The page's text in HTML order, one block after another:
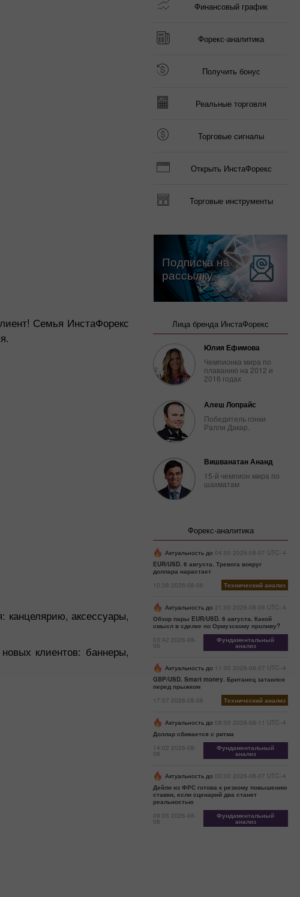
Семья ИнстаФорекс
канцелярию, аксессуары,
клиентов: баннеры,
Финансовый график
Форекс-аналитика
Получить бонус
Реальные торговля
Торговые сигналы
Открыть ИнстаФорекс
Торговые инструменты
Подписка на
рассылку
Лица бренда ИнстаФорекс
Юлия Ефимова
Чемпионка мира по
плаванию на 2012 и
2016 годах
Алеш Лопрайс
Победитель гонки
Ралли Дакар.
Вишванатан Ананд
15-й чемпион мира по
шахматам
Форекс-аналитика
Актуальность до 04:00 2026-08-07 UTC--4
EUR/USD. 6 августа. Тревога вокруг
доллара нарастает
10:38 2026-08-06
Технический анализ
Актуальность до 21:00 2026-08-06 UTC--4
Обзор пары EUR/USD. 6 августа. Какой
смысл в сделке по Ормузскому проливу?
03:42 2026-08-
06
Фундаментальный
анализ
Актуальность до 11:00 2026-08-07 UTC--4
GBP/USD. Smart money. Британец затаился
перед прыжком
17:07 2026-08-06
Технический анализ
Актуальность до 08:00 2026-08-11 UTC--4
Доллар сбивается с ритма
14:02 2026-08-
06
Фундаментальный
анализ
Актуальность до 03:00 2026-08-07 UTC--4
Дейли из ФРС готова к резкому повышению
ставки, если сценарий два станет
реальностью
09:05 2026-08-
06
Фундаментальный
анализ